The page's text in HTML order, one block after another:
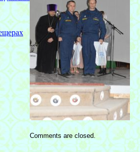
Comments are closed.